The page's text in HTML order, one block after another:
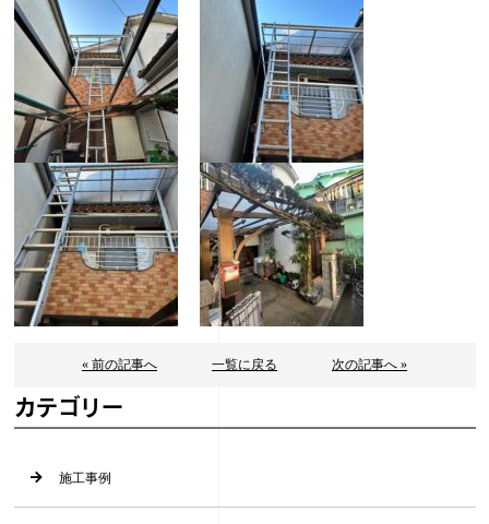
« 前の記事へ 一覧に戻る 次の記事へ »
カテゴリー
施工事例